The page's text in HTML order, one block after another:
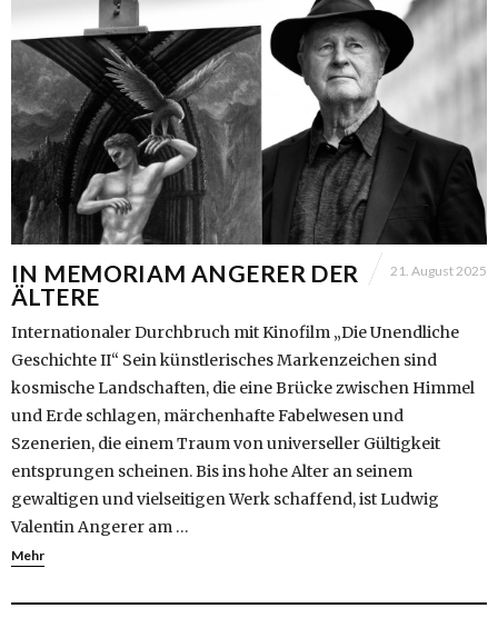
IN MEMORIAM ANGERER DER
ÄLTERE
21. August 2025
Internationaler Durchbruch mit Kinofilm „Die Unendliche
Geschichte II“ Sein künstlerisches Markenzeichen sind
kosmische Landschaften, die eine Brücke zwischen Himmel
und Erde schlagen, märchenhafte Fabelwesen und
Szenerien, die einem Traum von universeller Gültigkeit
entsprungen scheinen. Bis ins hohe Alter an seinem
gewaltigen und vielseitigen Werk schaffend, ist Ludwig
Valentin Angerer am …
Mehr